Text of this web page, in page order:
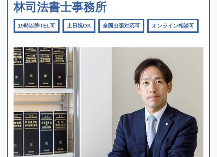
林司法書士事務所
19時以降TEL可 土日祝OK 全国出張対応可 オンライン相談可